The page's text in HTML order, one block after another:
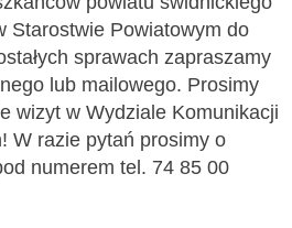
Starostwie Powiatowym do
sprawach zapraszamy
lub mailowego. Prosimy
wizyt w Wydziale Komunikacji
W razie pytań prosimy o
numerem tel. 74 85 00